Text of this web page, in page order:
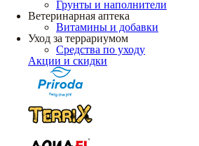
Грунты и наполнители
Ветеринарная аптека
Витамины и добавки
Уход за террариумом
Средства по уходу
Акции и скидки